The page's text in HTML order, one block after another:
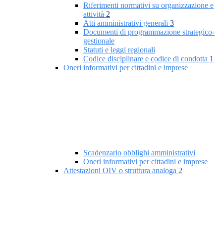
Riferimenti normativi su organizzazione e
attività 2
Atti amministrativi generali 3
Documenti di programmazione strategico-
gestionale
Statuti e leggi regionali
Codice disciplinare e codice di condotta 1
Oneri informativi per cittadini e imprese
Scadenzario obblighi amministrativi
Oneri informativi per cittadini e imprese
Attestazioni OIV o struttura analoga 2